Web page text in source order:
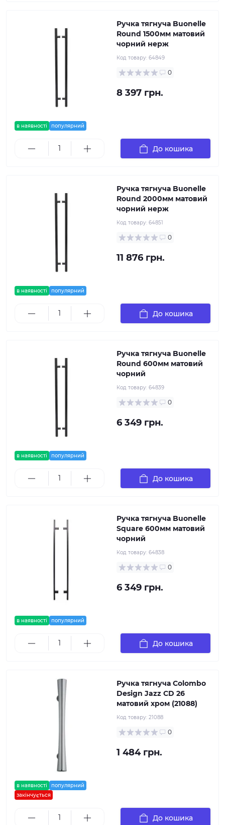
в наявності популярний
Ручка тягнуча Buonelle
Round 1500мм матовий
чорний нерж
Код товару: 64849
0
8 397 грн.
До кошика
в наявності популярний
Ручка тягнуча Buonelle
Round 2000мм матовий
чорний нерж
Код товару: 64851
0
11 876 грн.
До кошика
в наявності популярний
Ручка тягнуча Buonelle
Round 600мм матовий
чорний
Код товару: 64839
0
6 349 грн.
До кошика
в наявності популярний
Ручка тягнуча Buonelle
Square 600мм матовий
чорний
Код товару: 64838
0
6 349 грн.
До кошика
в наявності
популярний
закінчується
Ручка тягнуча Colombo
Design Jazz CD 26
матовий хром (21088)
Код товару: 21088
0
1 484 грн.
До кошика